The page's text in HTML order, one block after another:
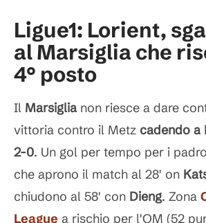
Ligue1: Lorient,
al Marsiglia che
4° posto
Il Marsiglia non riesce a dare
vittoria contro il Metz cadendo a
2-0. Un gol per tempo per i
che aprono il match al 28' on
chiudono al 58' con Dieng. Zona
League a rischio per l'OM (52